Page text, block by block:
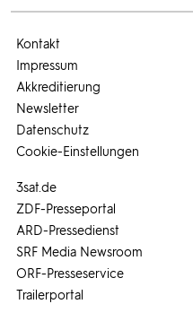
3sat.de
ZDF-Presseportal
ARD-Pressedienst
SRF Media Newsroom
ORF-Presseservice
Trailerportal
Kontakt
Impressum
Akkreditierung
Newsletter
Datenschutz
Cookie-Einstellungen